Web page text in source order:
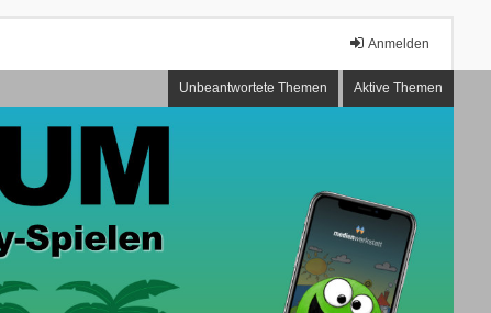
Anmelden
Unbeantwortete Themen Aktive Themen